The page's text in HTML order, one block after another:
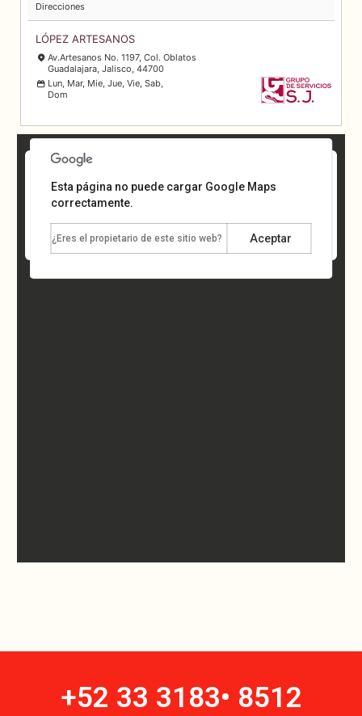
Direcciones
LÓPEZ ARTESANOS
Av.Artesanos No. 1197, Col. Oblatos
Guadalajara, Jalisco, 44700
Lun, Mar, Mie, Jue, Vie, Sab,
Dom
Direcciones
Esta página no puede cargar Google Maps
correctamente.
¿Eres el propietario de este sitio web? Aceptar
Localizar su geoposición
Localizar
+52 33 3183• 8512